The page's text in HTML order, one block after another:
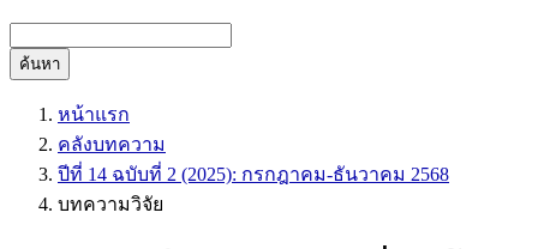
ค้นหา
หน้าแรก
คลังบทความ
ปีที่ 14 ฉบับที่ 2 (2025): กรกฎาคม-ธันวาคม 2568
บทความวิจัย